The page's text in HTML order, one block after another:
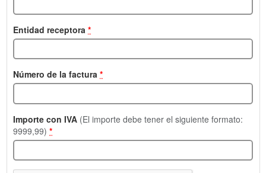
Entidad receptora *
Número de la factura *
Importe con IVA (El importe debe tener el siguiente formato:
9999,99) *